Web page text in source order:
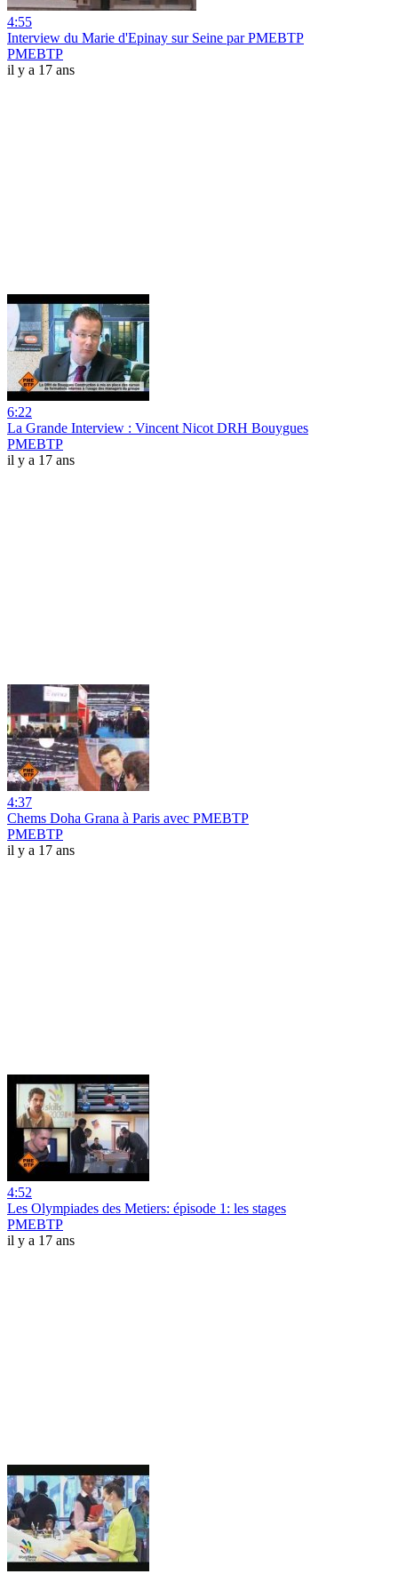
4:55
Interview du Marie d'Epinay sur Seine par PMEBTP
PMEBTP
il y a 17 ans
6:22
La Grande Interview : Vincent Nicot DRH Bouygues
PMEBTP
il y a 17 ans
4:37
Chems Doha Grana à Paris avec PMEBTP
PMEBTP
il y a 17 ans
4:52
Les Olympiades des Metiers: épisode 1: les stages
PMEBTP
il y a 17 ans